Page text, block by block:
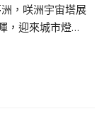
，咲洲宇宙塔展
，迎來城市燈…